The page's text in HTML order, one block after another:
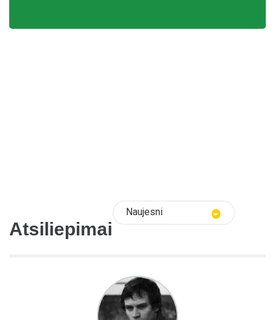
Atsiliepimai
Naujesni